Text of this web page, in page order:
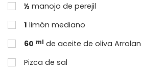
½ manojo de perejil
1 limón mediano
60 ml de aceite de oliva Arrolan
Pizca de sal